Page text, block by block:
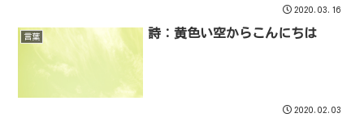
2020.03.16
言葉 詩：黄色い空からこんにちは
2020.02.03